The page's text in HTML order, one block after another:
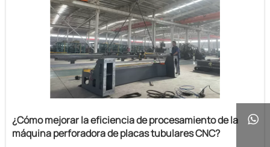
¿Cómo mejorar la eficiencia de procesamiento de la
máquina perforadora de placas tubulares CNC?
